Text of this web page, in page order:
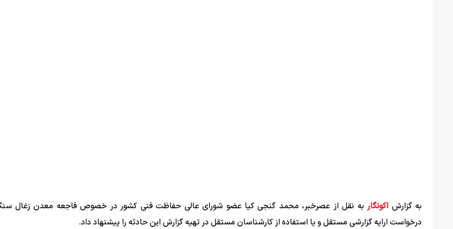
به گزارش اکونگار به نقل از عصرخبر، محمد گنجی کیا عضو شورای عالی حفاظت فنی کشور در خصوص فاجعه معدن زغال
درخواست ارایه گزارشی مستقل و یا استفاده از کارشناسان مستقل در تهیه گزارش این حادثه را پیشنهاد داد.